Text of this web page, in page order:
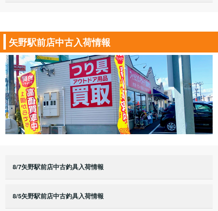
矢野駅前店中古入荷情報
8/7矢野駅前店中古釣具入荷情報
8/5矢野駅前店中古釣具入荷情報